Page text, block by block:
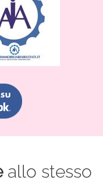
allo stesso